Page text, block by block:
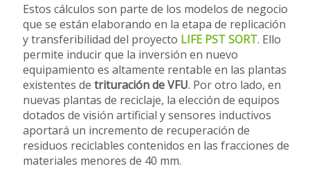
Estos cálculos son parte de los modelos de negocio
que se están elaborando en la etapa de replicación
y transferibilidad del proyecto LIFE PST SORT. Ello
permite inducir que la inversión en nuevo
equipamiento es altamente rentable en las plantas
existentes de trituración de VFU. Por otro lado, en
nuevas plantas de reciclaje, la elección de equipos
dotados de visión artificial y sensores inductivos
aportará un incremento de recuperación de
residuos reciclables contenidos en las fracciones de
materiales menores de 40 mm.